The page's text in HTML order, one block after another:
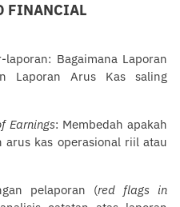
FINANCIAL
Bagaimana Laporan
Laporan Arus Kas saling
Earnings: Membedah apakah
arus kas operasional riil atau
pelaporan (red flags in